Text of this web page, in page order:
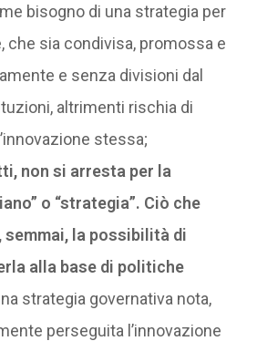
bisogno di una strategia per
che sia condivisa, promossa e
e senza divisioni dal
altrimenti rischia di
stessa;
non si arresta per la
o “strategia”. Ciò che
semmai, la possibilità di
alla base di politiche
strategia governativa nota,
perseguita l’innovazione